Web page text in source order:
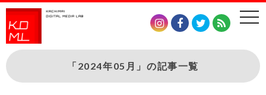
「2024年05月」の記事一覧